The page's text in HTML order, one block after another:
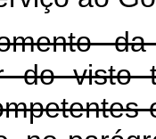
da
do visto